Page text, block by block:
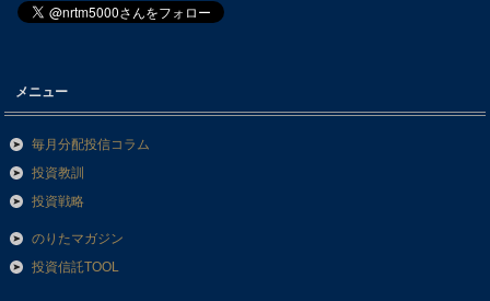
メニュー
毎月分配投信コラム
投資教訓
投資戦略
のりたマガジン
投資信託TOOL